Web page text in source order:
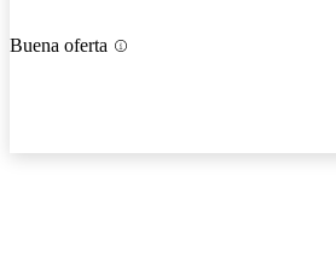
Buena oferta